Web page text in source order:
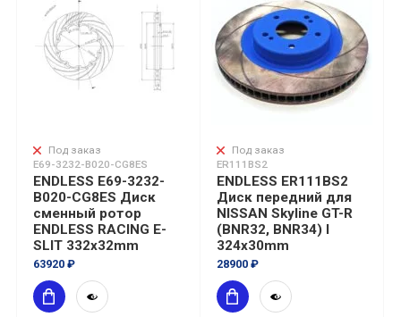
Под заказ
E69-3232-B020-CG8ES
ENDLESS E69-3232-
B020-CG8ES Диск
сменный ротор
ENDLESS RACING E-
SLIT 332x32mm
63920 ₽
Под заказ
ER111BS2
ENDLESS ER111BS2
Диск передний для
NISSAN Skyline GT-R
(BNR32, BNR34) I
324x30mm
28900 ₽